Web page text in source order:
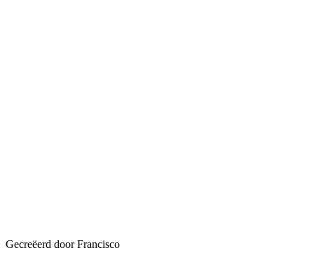
Gecreëerd door Francisco